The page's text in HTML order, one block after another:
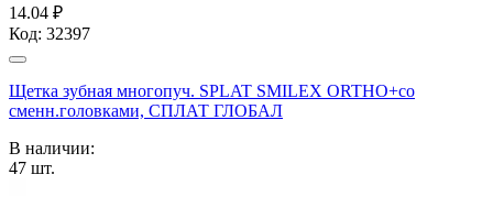
14.04 ₽
Код: 32397
Щетка зубная многопуч. SPLAT SMILEX ORTHO+со
сменн.головками, СПЛАТ ГЛОБАЛ
В наличии:
47 шт.